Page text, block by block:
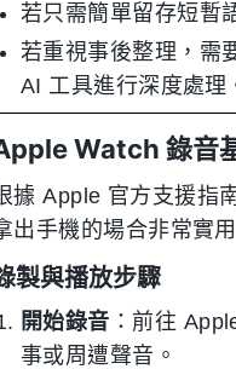
若只需簡單留存短暫
若重視事後整理，需
AI 工具進行深度處理
Watch 錄音
據 Apple 官方支援指
出手機的場合非常實用
製與播放步驟
開始錄音 ：前往
事或周遭聲音。